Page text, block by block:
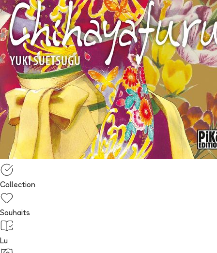
Collection
Souhaits
Lu